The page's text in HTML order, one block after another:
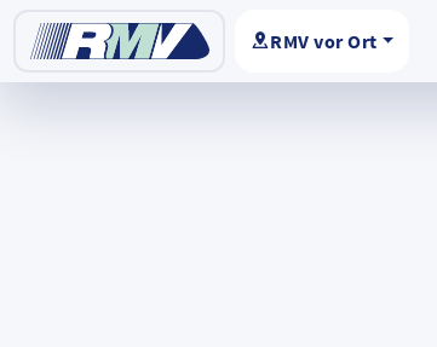
RMV vor Ort